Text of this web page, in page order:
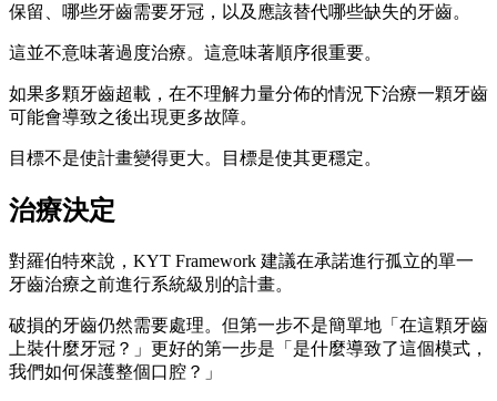
保留、哪些牙齒需要牙冠，以及應該替代哪些缺失的牙齒。
這並不意味著過度治療。這意味著順序很重要。
如果多顆牙齒超載，在不理解力量分佈的情況下治療一顆牙齒
可能會導致之後出現更多故障。
目標不是使計畫變得更大。目標是使其更穩定。
治療決定
對羅伯特來說，KYT Framework 建議在承諾進行孤立的單一
牙齒治療之前進行系統級別的計畫。
破損的牙齒仍然需要處理。但第一步不是簡單地「在這顆牙齒
上裝什麼牙冠？」更好的第一步是「是什麼導致了這個模式，
我們如何保護整個口腔？」